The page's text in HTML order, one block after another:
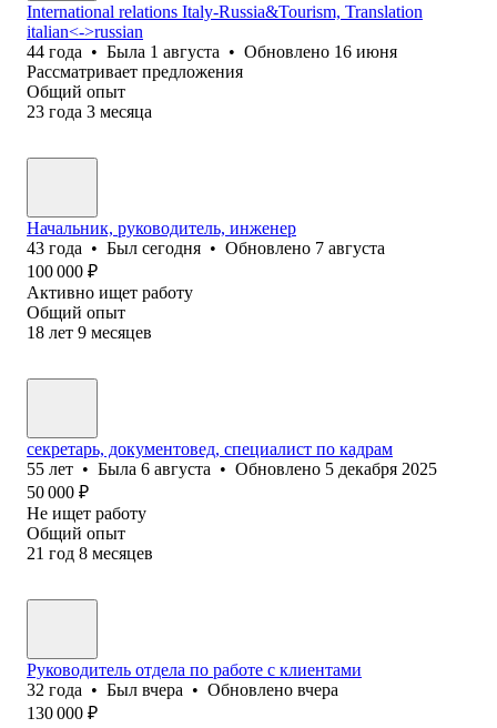
International relations Italy-Russia&Tourism, Translation
italian<->russian
44 года • Была 1 августа • Обновлено 16 июня
Рассматривает предложения
Общий опыт
23 года 3 месяца
Начальник, руководитель, инженер
43 года • Был сегодня • Обновлено 7 августа
100 000 ₽
Активно ищет работу
Общий опыт
18 лет 9 месяцев
секретарь, документовед, специалист по кадрам
55 лет • Была 6 августа • Обновлено 5 декабря 2025
50 000 ₽
Не ищет работу
Общий опыт
21 год 8 месяцев
Руководитель отдела по работе с клиентами
32 года • Был вчера • Обновлено вчера
130 000 ₽